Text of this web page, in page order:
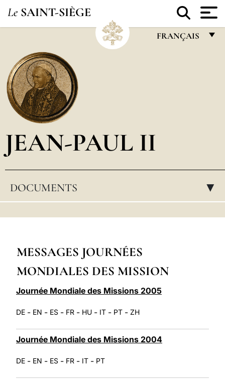
Le SAINT-SIÈGE
FRANÇAIS
POLSKI
JEAN-PAUL II
DOCUMENTS ▸
MESSAGES JOURNÉES
MONDIALES DES MISSION
Journée Mondiale des Missions 2005
DE - EN - ES - FR - HU - IT - PT - ZH
Journée Mondiale des Missions 2004
DE - EN - ES - FR - IT - PT